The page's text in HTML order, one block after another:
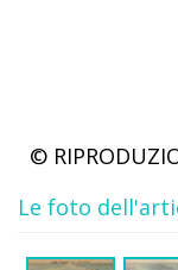
©
Le foto